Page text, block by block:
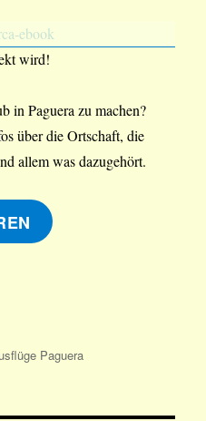
wird!
in Paguera zu machen?
über die Ortschaft, die
allem was dazugehört.
Paguera